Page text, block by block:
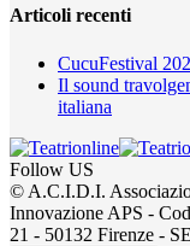
Articoli recenti
CucuFestival
Il sound
italiana
Follow US
© A.C.I.D.I.
Innovazione APS -
21 - 50132 Firenze -